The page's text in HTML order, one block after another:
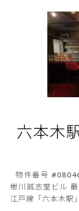
六本
物件番号 #08046 所在地 東京都港区六本木3-10-9
枻川誠志堂ビル
江戸線「六本木駅